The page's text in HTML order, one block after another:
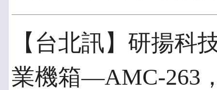
【台北訊】研揚科
業機箱—AMC-263